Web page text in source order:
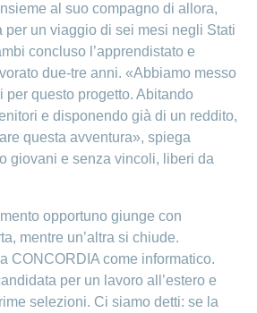
al suo compagno di allora,
per un viaggio di sei mesi negli Stati
concluso l’apprendistato e
due-tre anni. «Abbiamo messo
per questo progetto. Abitando
e disponendo già di un reddito,
questa avventura», spiega
giovani e senza vincoli, liberi da
opportuno giunge con
mentre un’altra si chiude.
CONCORDIA come informatico.
per un lavoro all’estero e
selezioni. Ci siamo detti: se la